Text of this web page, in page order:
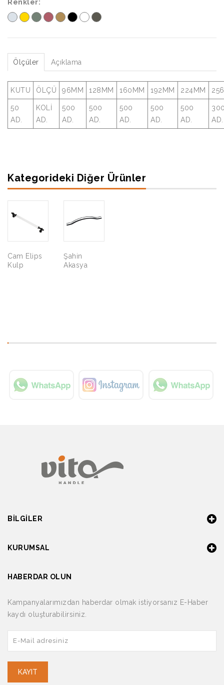
Renkler:
Ölçüler Açıklama
KUTU ÖLÇÜ 96MM 128MM 160MM 192MM 224MM
50
AD.
KOLİ
AD.
500
AD.
500
AD.
500
AD.
500
AD.
500
AD.
AD.
Kategorideki Diğer Ürünler
Cam Elips
Kulp
Şahin
Akasya
BILGILER
KURUMSAL
HABERDAR OLUN
Kampanyalarımızdan haberdar olmak istiyorsanız E-Haber
kaydı oluşturabilirsiniz.
KAYIT